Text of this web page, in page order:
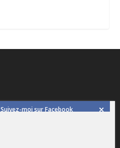
Suivez-moi sur Facebook